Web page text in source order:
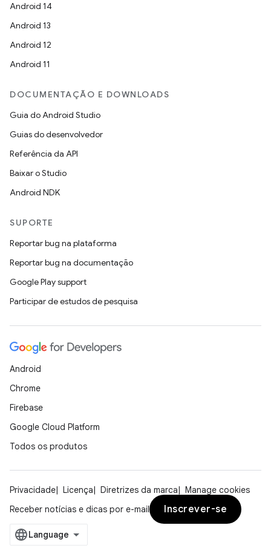
Android 14
Android 13
Android 12
Android 11
DOCUMENTAÇÃO E DOWNLOADS
Guia do Android Studio
Guias do desenvolvedor
Referência da API
Baixar o Studio
Android NDK
SUPORTE
Reportar bug na plataforma
Reportar bug na documentação
Google Play support
Participar de estudos de pesquisa
Android
Chrome
Firebase
Google Cloud Platform
Todos os produtos
Privacidade Licença Diretrizes da marca
Manage cookies
Receber notícias e dicas por e-mail
Inscrever-se